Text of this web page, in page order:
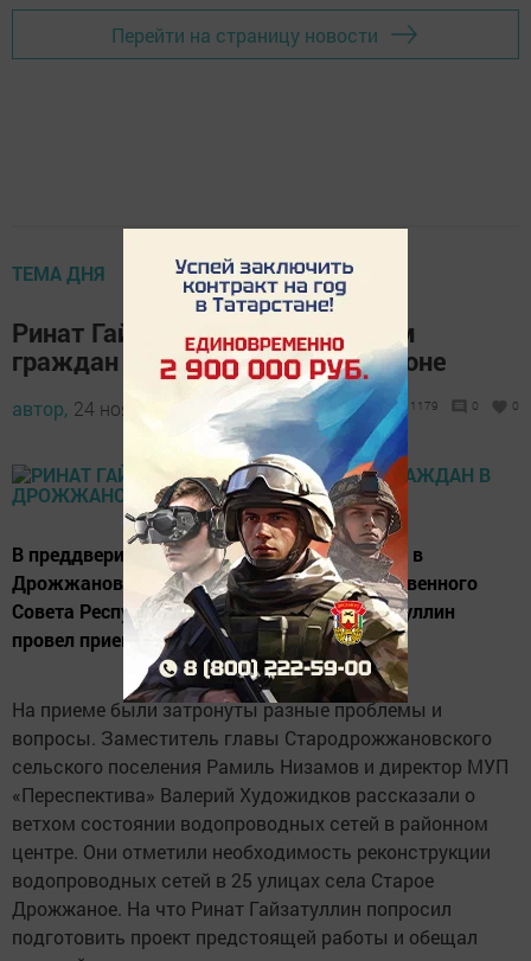
Перейти на страницу новости
ТЕМА ДНЯ
Ринат Гайзатуллин провел прием
граждан в Дрожжановском районе
автор, 24 ноября 2017 - 10:48 1179 0 0
В преддверии Дня «Единой России» сегодня в
Дрожжановском районе депутат Государственного
Совета Республики Татарстан Ринат Гайзатуллин
провел прием граждан.
На приеме были затронуты разные проблемы и
вопросы. Заместитель главы Стародрожжановского
сельского поселения Рамиль Низамов и директор МУП
«Переспектива» Валерий Художидков рассказали о
ветхом состоянии водопроводных сетей в районном
центре. Они отметили необходимость реконструкции
водопроводных сетей в 25 улицах села Старое
Дрожжаное. На что Ринат Гайзатуллин попросил
подготовить проект предстоящей работы и обещал